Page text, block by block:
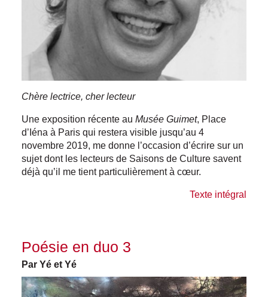
Chère lectrice, cher lecteur
Une exposition récente au Musée Guimet, Place
d’Iéna à Paris qui restera visible jusqu’au 4
novembre 2019, me donne l’occasion d’écrire sur un
sujet dont les lecteurs de Saisons de Culture savent
déjà qu’il me tient particulièrement à cœur.
Texte intégral
Poésie en duo 3
Par Yé et Yé